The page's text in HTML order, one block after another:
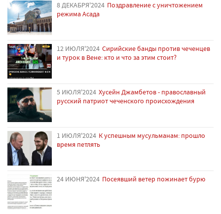
8 ДЕКАБРЯ'2024 Поздравление с уничтожением
режима Асада
12 ИЮЛЯ'2024 Сирийские банды против чеченцев
и турок в Вене: кто и что за этим стоит?
5 ИЮЛЯ'2024 Хусейн Джамбетов - православный
русский патриот чеченского происхождения
1 ИЮЛЯ'2024 К успешным мусульманам: прошло
время петлять
24 ИЮНЯ'2024 Посеявший ветер пожинает бурю